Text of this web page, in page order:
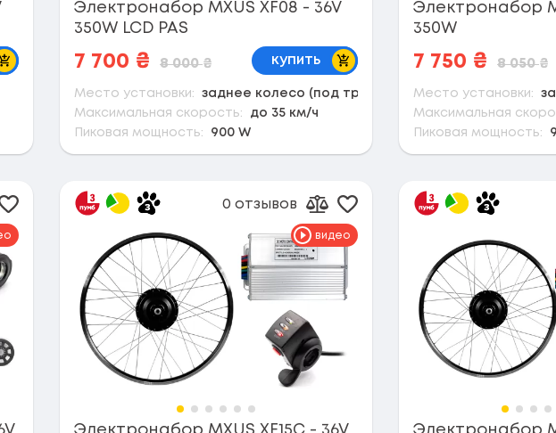
корзину
Электронабор MXUS XF08 - 36V
350W LCD PAS
7 700 ₴ 8 000₴ купить В корзину
Место установки:
заднее колесо (под трещотку)
Максимальная скорость:
до 35 км/ч
Пиковая мощность:
900 W
Электронабор
350W
7 750 ₴ 8 050₴
Место установки:
Максимальная
Пиковая мощность:
к сравнению
Добавить в избранное
видео
0 отзывов
Добавить к сравнению
Добавить в избранное